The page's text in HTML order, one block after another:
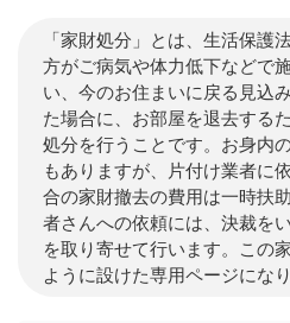
「家財処分」とは、生活保護
方がご病気や体力低下などで
い、今のお住まいに戻る見込
た場合に、お部屋を退去する
処分を行うことです。お身内
もありますが、片付け業者に
合の家財撤去の費用は一時扶
者さんへの依頼には、決裁を
を取り寄せて行います。この
ように設けた専用ページになり